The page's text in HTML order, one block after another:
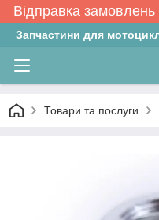
Відправка
Запчастини для
Товари та послуги